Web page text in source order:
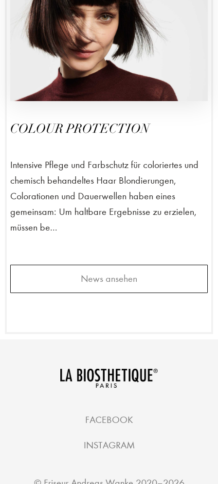
COLOUR PROTECTION
Intensive Pflege und Farbschutz für coloriertes und
chemisch behandeltes Haar Blondierungen,
Colorationen und Dauerwellen haben eines
gemeinsam: Um haltbare Ergebnisse zu erzielen,
müssen be...
News ansehen
FACEBOOK
INSTAGRAM